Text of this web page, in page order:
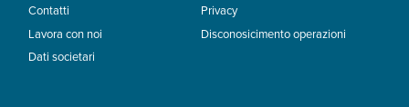
Contatti
Lavora con noi
Dati societari
Privacy
Disconosicimento operazioni